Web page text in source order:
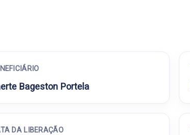
Bageston Portela
DA LIBERAÇÃO